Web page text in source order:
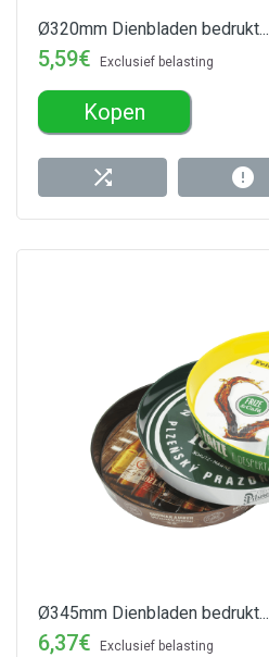
Ø320mm Dienbladen bedrukt...
5,59€ Exclusief belasting
Kopen
Ø345mm Dienbladen bedrukt...
6,37€ Exclusief belasting